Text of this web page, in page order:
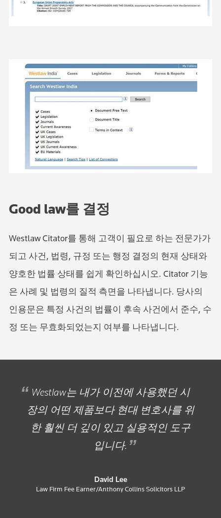
Good law를 결정
Westlaw Citator를 통해 고객이 필요로 하는 전문가가
되고 사건, 법령, 규정 또는 행정 결정의 현재 상태와
양호한 법률 상태를 쉽게 확인하십시오. Citator 기능
은 사례 및 법령의 질적 측면을 나타냅니다. 당사의
인용문은 특정 사건의 법률이 후속 사건에서 준수, 수
정 또는 무효화되었는지 여부를 나타냅니다.
Westlaw는 내가 이전에 사용했던 시
장의 어떤 제품보다 현대 변호사를 위
한 훨씬 더 깊이 있고 실용적인 도구
입니다.
David Lee
Law Firm Fee Earner/Anthony Collins Solicitors LLP